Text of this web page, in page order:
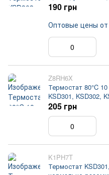
190 грн
Оптовые цены
Z8RH6X
Термостат 80°C
KSD301, KSD302,
205 грн
K1PH7T
Термостат